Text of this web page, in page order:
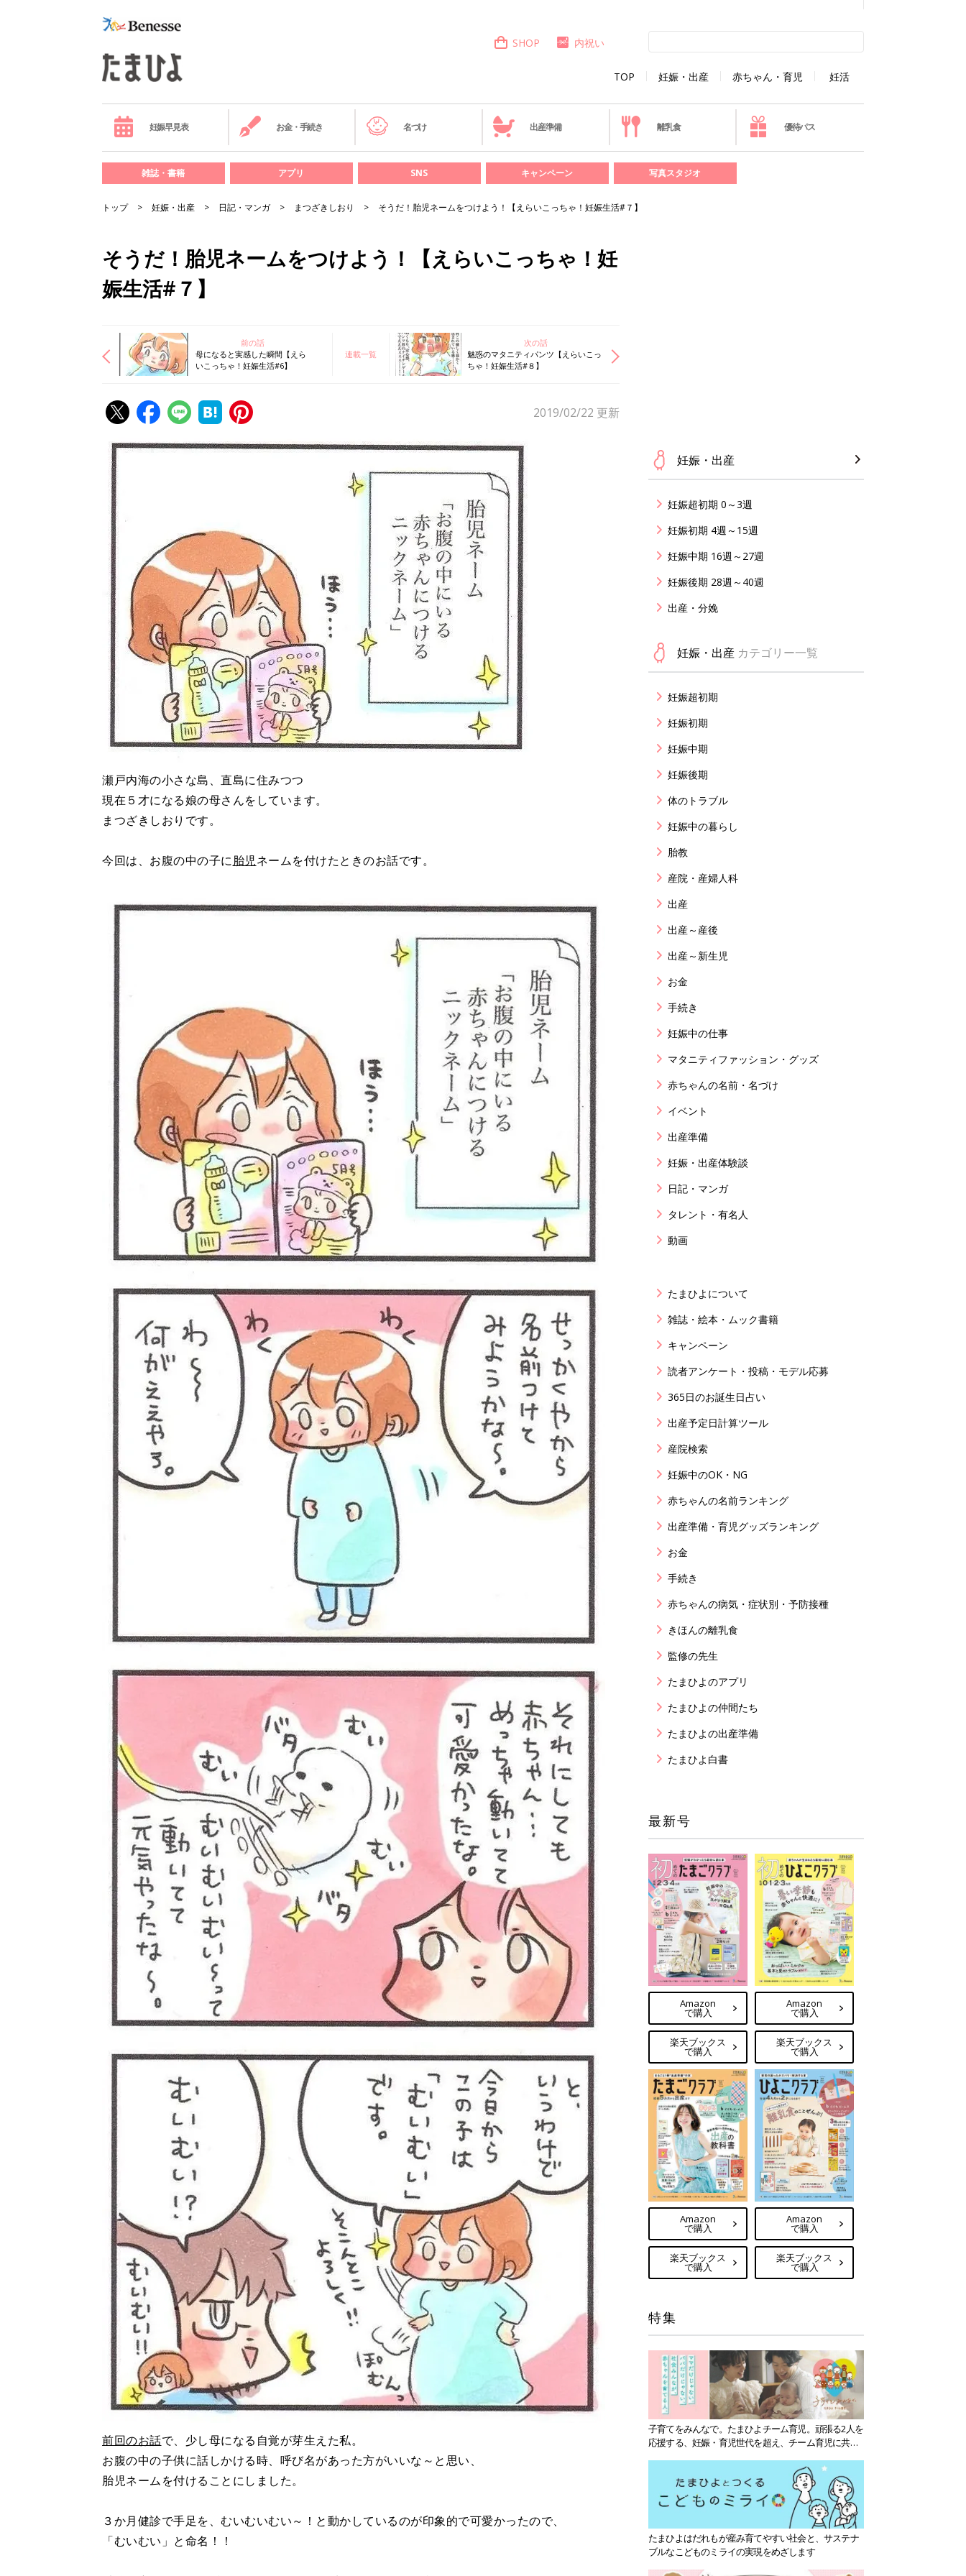
TOP 妊娠・出産 赤ちゃん・育児 妊活
SHOP 内祝い
妊娠早見表 お金・手続き 名づけ 出産準備 離乳食 優待パス
雑誌・書籍 アプリ SNS キャンペーン 写真スタジオ
トップ 妊娠・出産 日記・マンガ まつざきしおり そうだ！胎児ネームをつけよう！【えらいこっちゃ！妊娠生活#７】
そうだ！胎児ネームをつけよう！【えらいこっちゃ！妊
娠生活#７】
前の話
母になると実感した瞬間【えら
いこっちゃ！妊娠生活#6】
連載一覧
次の話
魅惑のマタニティパンツ【えらいこっ
ちゃ！妊娠生活#８】
2019/02/22 更新
瀬戸内海の小さな島、直島に住みつつ
現在５才になる娘の母さんをしています。
まつざきしおりです。
今回は、お腹の中の子に胎児ネームを付けたときのお話です。
前回のお話で、少し母になる自覚が芽生えた私。
お腹の中の子供に話しかける時、呼び名があった方がいいな～と思い、
胎児ネームを付けることにしました。
３か月健診で手足を、むいむいむい～！と動かしているのが印象的で可愛かったので、
「むいむい」と命名！！
妊娠・出産
妊娠超初期 0～3週
妊娠初期 4週～15週
妊娠中期 16週～27週
妊娠後期 28週～40週
出産・分娩
妊娠・出産 カテゴリー一覧
妊娠超初期
妊娠初期
妊娠中期
妊娠後期
体のトラブル
妊娠中の暮らし
胎教
産院・産婦人科
出産
出産～産後
出産～新生児
お金
手続き
妊娠中の仕事
マタニティファッション・グッズ
赤ちゃんの名前・名づけ
イベント
出産準備
妊娠・出産体験談
日記・マンガ
タレント・有名人
動画
たまひよについて
雑誌・絵本・ムック書籍
キャンペーン
読者アンケート・投稿・モデル応募
365日のお誕生日占い
出産予定日計算ツール
産院検索
妊娠中のOK・NG
赤ちゃんの名前ランキング
出産準備・育児グッズランキング
お金
手続き
赤ちゃんの病気・症状別・予防接種
きほんの離乳食
監修の先生
たまひよのアプリ
たまひよの仲間たち
たまひよの出産準備
たまひよ白書
最新号
Amazon
で購入
楽天ブックス
で購入
Amazon
で購入
楽天ブックス
で購入
Amazon
で購入
楽天ブックス
で購入
Amazon
で購入
楽天ブックス
で購入
特集
子育てをみんなで。たまひよチーム育児。頑張る2人を
応援する、妊娠・育児世代を超え、チーム育児に共感
たまひよはだれもが産み育てやすい社会と、サステナ
ブルなこどものミライの実現をめざします